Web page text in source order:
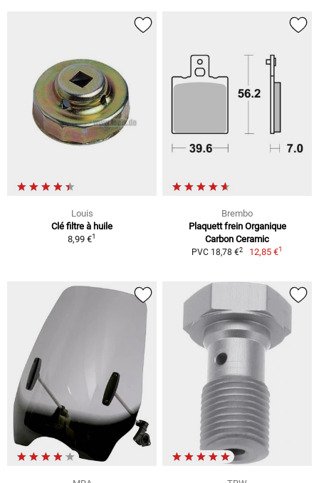
Louis
Clé filtre à huile
8,99 €1
Brembo
Plaquett frein Organique
Carbon Ceramic
PVC 18,78 €2 12,85 €1